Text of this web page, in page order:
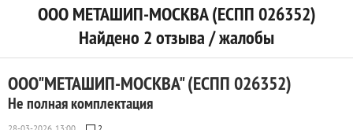
ООО МЕТАШИП-МОСКВА (ЕСПП 026352)
Найдено 2 отзыва / жалобы
ООО"МЕТАШИП-МОСКВА" (ЕСПП 026352)
Не полная комплектация